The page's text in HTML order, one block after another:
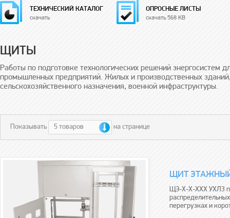
ТЕХНИЧЕСКИЙ КАТАЛОГ
скачать
ОПРОСНЫЕ ЛИСТЫ
скачать 568 KB
ЩИТЫ
Работы по подготовке технологических решений
промышленных предприятий. Жилых и производственных
сельскохозяйственного назначения, военной инфраструктуры.
Показывать 5 товаров на странице
ЩИТ
ЩЭ-Х-Х-ХХХ УХЛ3
перегрузках и